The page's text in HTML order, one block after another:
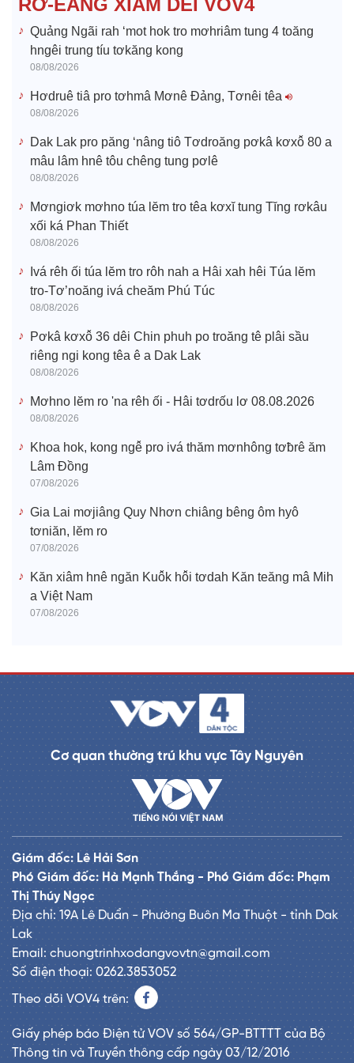
o
RƠ-EĂNG XIÂM DÊI VOV4
Quảng Ngãi rah ‘mot hok tro mơhriâm tung 4 toăng
hngêi trung tíu tơkăng kong
08/08/2026
Hơdruê tiâ pro tơhmâ Mơnê Đảng, Tơnêi têa
08/08/2026
Dak Lak pro păng ‘nâng tiô Tơdroăng pơkâ kơxô̆ 80 a
mâu lâm hnê tôu chêng tung pơlê
08/08/2026
Mơngiơk mơhno túa lĕm tro têa kơxĭ tung Tĭng rơkâu
xối ká Phan Thiết
08/08/2026
Ivá rêh ối túa lĕm tro rôh nah a Hâi xah hêi Túa lĕm
tro-Tơ’noăng ivá cheăm Phú Túc
08/08/2026
Pơkâ kơxô̆ 36 dêi Chin phuh po troăng tê plâi sầu
riêng ngi kong têa ê a Dak Lak
08/08/2026
Mơhno lĕm ro 'na rêh ối - Hâi tơdrốu lơ 08.08.2026
08/08/2026
Khoa hok, kong ngê̆ pro ivá thăm mơnhông tơƀrê ăm
Lâm Đồng
07/08/2026
Gia Lai mơjiâng Quy Nhơn chiâng bêng ôm hyô
tơniăn, lĕm ro
07/08/2026
Kăn xiâm hnê ngăn Kuô̆k hô̆i tơdah Kăn teăng mâ Mih
a Việt Nam
07/08/2026
Cơ quan thường trú khu vực Tây Nguyên
Giám đốc: Lê Hải Sơn
Phó Giám đốc: Hà Mạnh Thắng - Phó Giám đốc: Phạm
Thị Thúy Ngọc
Địa chỉ: 19A Lê Duẩn - Phường Buôn Ma Thuột - tỉnh Dak
Lak
Email: chuongtrinhxodangvovtn@gmail.com
Số điện thoại: 0262.3853052
Theo dõi VOV4 trên:
Giấy phép báo Điện tử VOV số 564/GP-BTTTT của Bộ
Thông tin và Truyền thông cấp ngày 03/12/2016